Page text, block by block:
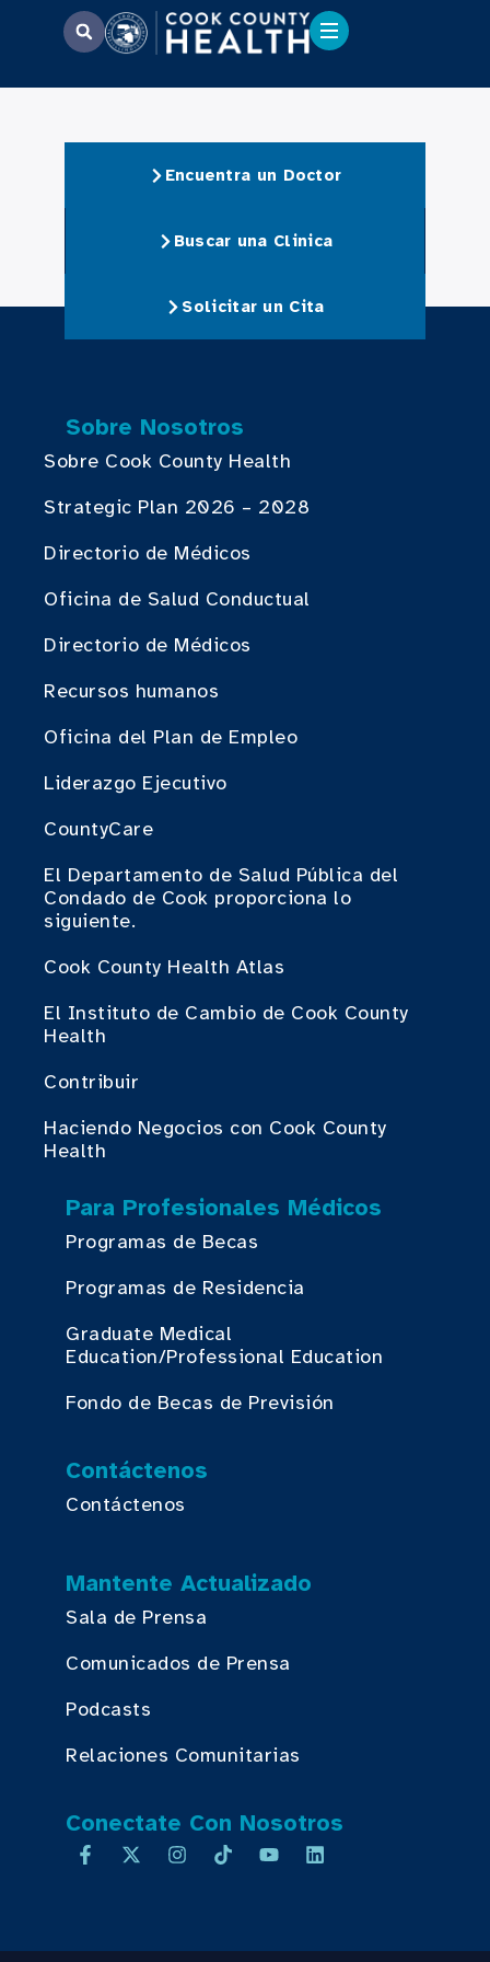
Encuentra un Doctor
Buscar una Clinica
Solicitar un Cita
Sobre Nosotros
Sobre Cook County Health
Strategic Plan 2026 – 2028
Directorio de Médicos
Oficina de Salud Conductual
Directorio de Médicos
Recursos humanos
Oficina del Plan de Empleo
Liderazgo Ejecutivo
CountyCare
El Departamento de Salud Pública del
Condado de Cook proporciona lo
siguiente.
Cook County Health Atlas
El Instituto de Cambio de Cook County
Health
Contribuir
Haciendo Negocios con Cook County
Health
Para Profesionales Médicos
Programas de Becas
Programas de Residencia
Graduate Medical
Education/Professional Education
Fondo de Becas de Previsión
Contáctenos
Contáctenos
Mantente Actualizado
Sala de Prensa
Comunicados de Prensa
Podcasts
Relaciones Comunitarias
Conectate Con Nosotros